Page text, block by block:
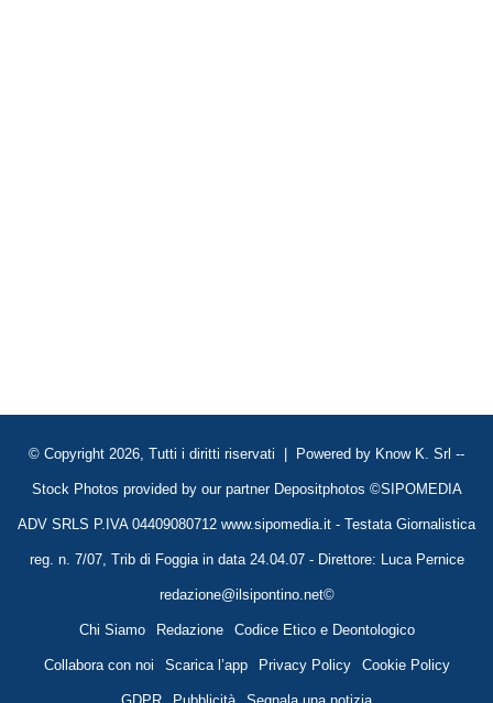
© Copyright 2026, Tutti i diritti riservati | Powered by Know K. Srl --
Stock Photos provided by our partner Depositphotos ©SIPOMEDIA
ADV SRLS P.IVA 04409080712 www.sipomedia.it - Testata Giornalistica
reg. n. 7/07, Trib di Foggia in data 24.04.07 - Direttore: Luca Pernice
redazione@ilsipontino.net©
Chi Siamo Redazione Codice Etico e Deontologico
Collabora con noi Scarica l’app Privacy Policy Cookie Policy